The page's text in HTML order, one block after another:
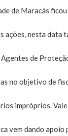
de Maracás
ações, nesta data
de
no objetivo de
impróprios.
vem dando apoio